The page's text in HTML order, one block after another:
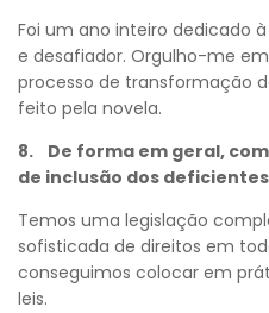
Foi um ano inteiro dedicado
e desafiador. Orgulho-me
processo de transformação
feito pela novela.
8. De forma em geral,
de inclusão dos
Temos uma legislação
sofisticada de direitos em
conseguimos colocar em
leis.